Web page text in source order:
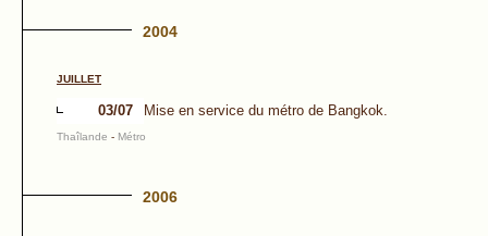
2004
JUILLET
03/07 Mise en service du métro de Bangkok.
Thaîlande - Métro
2006